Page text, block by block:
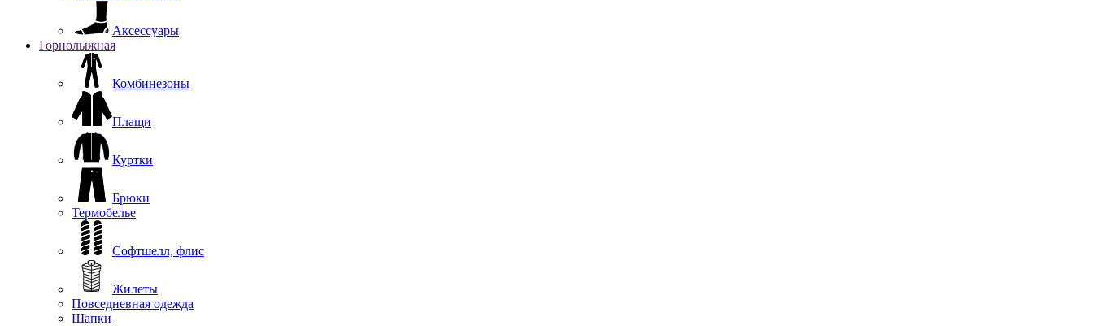
Аксессуары
Горнолыжная
Комбинезоны
Плащи
Куртки
Брюки
Термобелье
Софтшелл, флис
Жилеты
Повседневная одежда
Шапки